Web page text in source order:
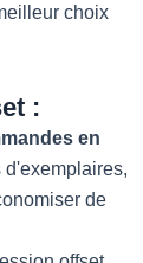
choix
:
en
de